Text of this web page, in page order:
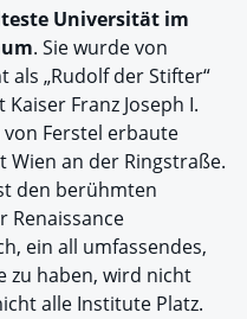
Universität im
. Sie wurde von
als „Rudolf der Stifter“
Franz Joseph I.
Ferstel erbaute
an der Ringstraße.
den berühmten
Renaissance
ein all umfassendes,
zu haben, wird nicht
alle Institute Platz.